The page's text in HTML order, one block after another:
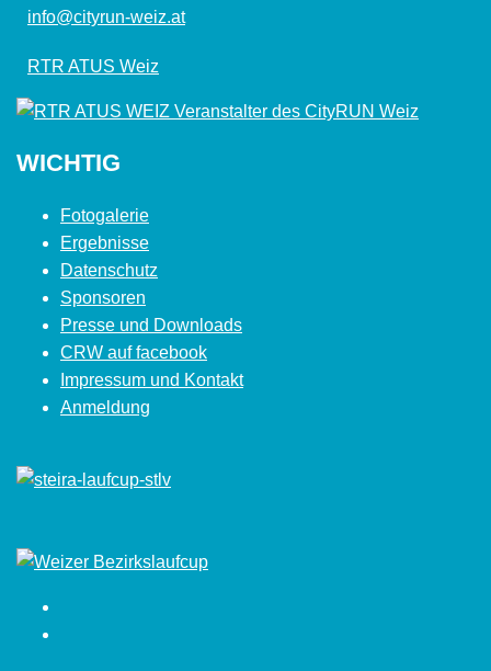
info@cityrun-weiz.at
RTR ATUS Weiz
WICHTIG
Fotogalerie
Ergebnisse
Datenschutz
Sponsoren
Presse und Downloads
CRW auf facebook
Impressum und Kontakt
Anmeldung